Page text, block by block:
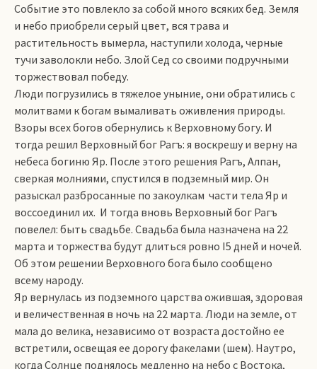
Событие это повлекло за собой много всяких бед. Земля
и небо приобрели серый цвет, вся трава и
растительность вымерла, наступили холода, черные
тучи заволокли небо. Злой Сед со своими подручными
торжествовал победу.
Люди погрузились в тяжелое уныние, они обратились с
молитвами к богам вымаливать оживления природы.
Взоры всех богов обернулись к Верховному богу. И
тогда решил Верховный бог Рагъ: я воскрешу и верну на
небеса богиню Яр. После этого решения Рагъ, Алпан,
сверкая молниями, спустился в подземный мир. Он
разыскал разбросанные по закоулкам части тела Яр и
воссоединил их. И тогда вновь Верховный бог Рагъ
повелел: быть свадьбе. Свадьба была назначена на 22
марта и торжества будут длиться ровно I5 дней и ночей.
Об этом решении Верховного бога было сообщено
всему народу.
Яр вернулась из подземного царства ожившая, здоровая
и величественная в ночь на 22 марта. Люди на земле, от
мала до велика, независимо от возраста достойно ее
встретили, освещая ее дорогу факелами (шем). Наутро,
когда Солнце поднялось медленно на небо с Востока,